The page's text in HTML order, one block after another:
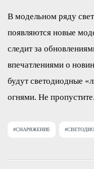
В модельном ряду
появляются новые
следит за
впечатлениями о
будут светодиодные
огнями. Не пропустите.
#СНАРЯЖЕНИЕ